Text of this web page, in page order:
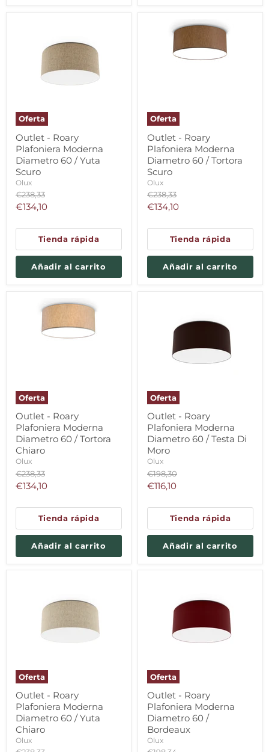
Oferta
Outlet - Roary
Plafoniera Moderna
Diametro 60 / Yuta
Scuro
Olux
Precio
original
€238,33
Precio
€134,10
Tienda rápida
Añadir al carrito
Oferta
Outlet - Roary
Plafoniera Moderna
Diametro 60 / Tortora
Scuro
Olux
Precio
original
€238,33
Precio
€134,10
Tienda rápida
Añadir al carrito
Oferta
Outlet - Roary
Plafoniera Moderna
Diametro 60 / Tortora
Chiaro
Olux
Precio
original
€238,33
Precio
€134,10
Tienda rápida
Añadir al carrito
Oferta
Outlet - Roary
Plafoniera Moderna
Diametro 60 / Testa Di
Moro
Olux
Precio
original
€198,30
Precio
€116,10
Tienda rápida
Añadir al carrito
Oferta
Outlet - Roary
Plafoniera Moderna
Diametro 60 / Yuta
Chiaro
Olux
Oferta
Outlet - Roary
Plafoniera Moderna
Diametro 60 /
Bordeaux
Olux